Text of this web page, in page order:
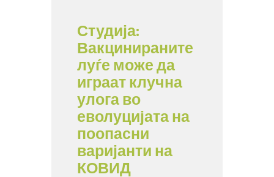
Студија:
Вакцинираните
луѓе може да
играат клучна
улога во
еволуцијата на
поопасни
варијанти на
КОВИД